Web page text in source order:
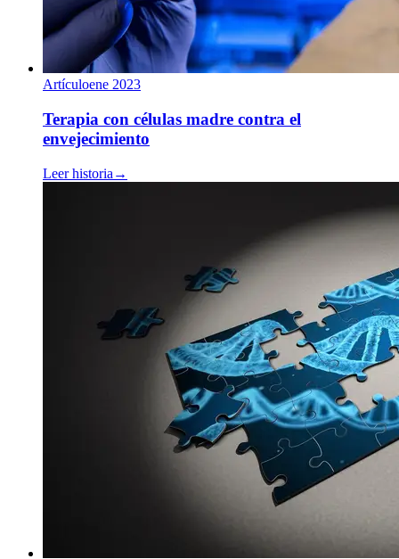
Artículoene 2023
Terapia con células madre contra el
envejecimiento
Leer historia →